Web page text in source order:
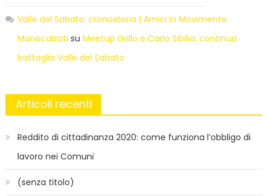
Valle del Sabato: cronostoria | Amici in Movimento
Manocalzati su Meetup Grillo e Carlo Sibilia, continua
battaglia Valle del Sabato
Articoli recenti
Reddito di cittadinanza 2020: come funziona l’obbligo di
lavoro nei Comuni
(senza titolo)